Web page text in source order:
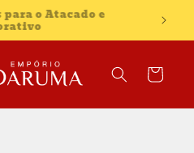
para o Atacado e
Carrinho